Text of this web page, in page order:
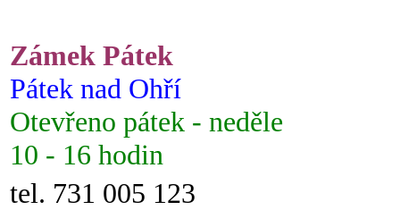
Zámek Pátek
Pátek nad Ohří
Otevřeno pátek - neděle
10 - 16 hodin
tel. 731 005 123